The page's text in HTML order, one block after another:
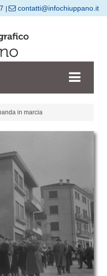
contatti@infochiuppano.it
in marcia